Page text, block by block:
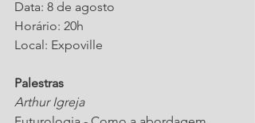
Data: 8 de agosto
Horário: 20h
Local: Expoville
Palestras
Arthur Igreja